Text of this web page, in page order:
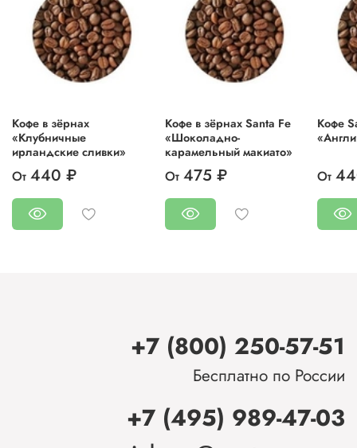
лучших немецких производителей.
Кофе в зёрнах
«Клубничные
ирландские сливки»
От 440 ₽
Кофе в зёрнах Santa Fe
«Шоколадно-
карамельный макиато»
От 475 ₽
Кофе
От
+7 (800) 250-57-51
Бесплатно по России
+7 (495) 989-47-03